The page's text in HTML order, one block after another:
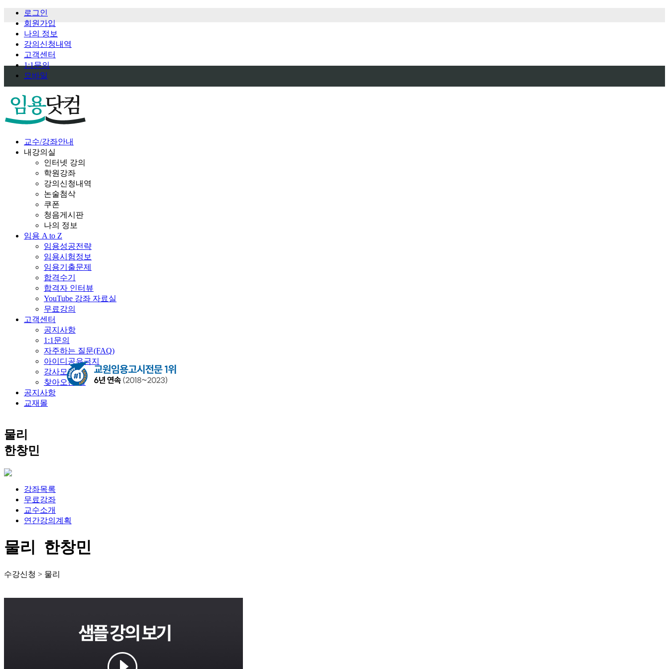
로그인
회원가입
나의 정보
강의신청내역
고객센터
1:1문의
모바일
교수/강좌안내
내강의실
인터넷 강의
학원강좌
강의신청내역
논술첨삭
쿠폰
청음게시판
나의 정보
임용 A to Z
임용성공전략
임용시험정보
임용기출문제
합격수기
합격자 인터뷰
YouTube 강좌 자료실
무료강의
고객센터
공지사항
1:1문의
자주하는 질문(FAQ)
아이디공유금지
강사모집
찾아오는 길
공지사항
교재몰
물리
한창민
강좌목록
무료강좌
교수소개
연간강의계획
물리 한창민
수강신청 > 물리